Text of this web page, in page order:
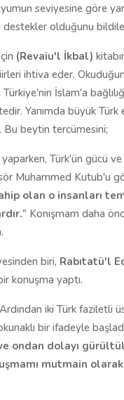
seviyesine göre
destekler olduğunu
(Revaiu'l İkbal)
ihtiva eder.
İslam'a
Yanımda büyük
Bu beytin tercümesini;
yaparken, Türk'ün gücü
Muhammed Kutub'u
olan o insanları
" Konışmam daha
biri, Rabıtatü'l
konuşma yaptı.
iki Türk faziletli
bir ifadeyle
ondan dolayı
mutmain